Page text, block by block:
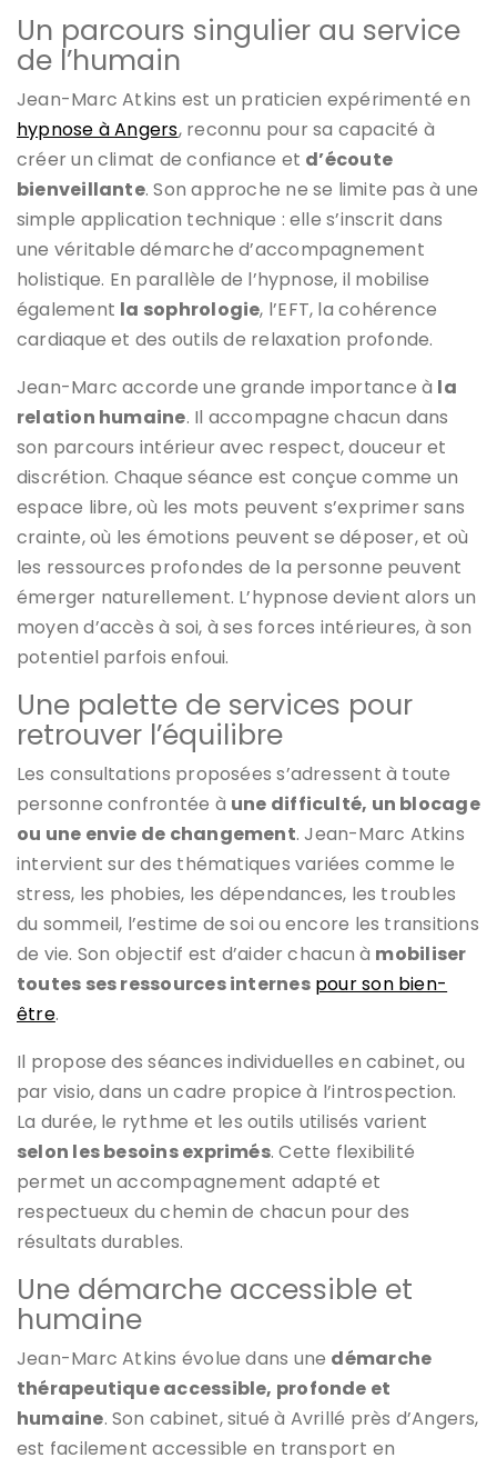
Un parcours singulier au service
de l’humain
Jean-Marc Atkins est un praticien expérimenté en
hypnose à Angers, reconnu pour sa capacité à
créer un climat de confiance et d’écoute
bienveillante. Son approche ne se limite pas à une
simple application technique : elle s’inscrit dans
une véritable démarche d’accompagnement
holistique. En parallèle de l’hypnose, il mobilise
également la sophrologie, l’EFT, la cohérence
cardiaque et des outils de relaxation profonde.
Jean-Marc accorde une grande importance à la
relation humaine. Il accompagne chacun dans
son parcours intérieur avec respect, douceur et
discrétion. Chaque séance est conçue comme un
espace libre, où les mots peuvent s’exprimer sans
crainte, où les émotions peuvent se déposer, et où
les ressources profondes de la personne peuvent
émerger naturellement. L’hypnose devient alors un
moyen d’accès à soi, à ses forces intérieures, à son
potentiel parfois enfoui.
Une palette de services pour
retrouver l’équilibre
Les consultations proposées s’adressent à toute
personne confrontée à une difficulté, un blocage
ou une envie de changement. Jean-Marc Atkins
intervient sur des thématiques variées comme le
stress, les phobies, les dépendances, les troubles
du sommeil, l’estime de soi ou encore les transitions
de vie. Son objectif est d’aider chacun à mobiliser
toutes ses ressources internes pour son bien-
être.
Il propose des séances individuelles en cabinet, ou
par visio, dans un cadre propice à l’introspection.
La durée, le rythme et les outils utilisés varient
selon les besoins exprimés. Cette flexibilité
permet un accompagnement adapté et
respectueux du chemin de chacun pour des
résultats durables.
Une démarche accessible et
humaine
Jean-Marc Atkins évolue dans une démarche
thérapeutique accessible, profonde et
humaine. Son cabinet, situé à Avrillé près d’Angers,
est facilement accessible en transport en